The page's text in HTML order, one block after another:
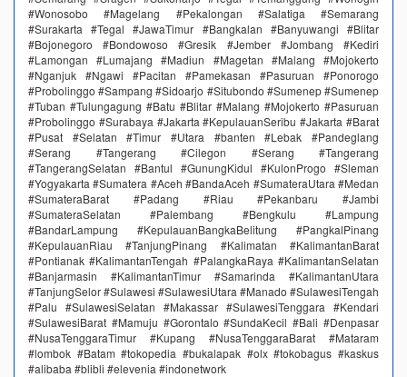
#Wonosobo #Magelang #Pekalongan #Salatiga #Semarang
#Surakarta #Tegal #JawaTimur #Bangkalan #Banyuwangi #Blitar
#Bojonegoro #Bondowoso #Gresik #Jember #Jombang #Kediri
#Lamongan #Lumajang #Madiun #Magetan #Malang #Mojokerto
#Nganjuk #Ngawi #Pacitan #Pamekasan #Pasuruan #Ponorogo
#Probolinggo #Sampang #Sidoarjo #Situbondo #Sumenep #Sumenep
#Tuban #Tulungagung #Batu #Blitar #Malang #Mojokerto #Pasuruan
#Probolinggo #Surabaya #Jakarta #KepulauanSeribu #Jakarta #Barat
#Pusat #Selatan #Timur #Utara #banten #Lebak #Pandeglang
#Serang #Tangerang #Cilegon #Serang #Tangerang
#TangerangSelatan #Bantul #GunungKidul #KulonProgo #Sleman
#Yogyakarta #Sumatera #Aceh #BandaAceh #SumateraUtara #Medan
#SumateraBarat #Padang #Riau #Pekanbaru #Jambi
#SumateraSelatan #Palembang #Bengkulu #Lampung
#BandarLampung #KepulauanBangkaBelitung #PangkalPinang
#KepulauanRiau #TanjungPinang #Kalimatan #KalimantanBarat
#Pontianak #KalimantanTengah #PalangkaRaya #KalimantanSelatan
#Banjarmasin #KalimantanTimur #Samarinda #KalimantanUtara
#TanjungSelor #Sulawesi #SulawesiUtara #Manado #SulawesiTengah
#Palu #SulawesiSelatan #Makassar #SulawesiTenggara #Kendari
#SulawesiBarat #Mamuju #Gorontalo #SundaKecil #Bali #Denpasar
#NusaTenggaraTimur #Kupang #NusaTenggaraBarat #Mataram
#lombok #Batam #tokopedia #bukalapak #olx #tokobagus #kaskus
#alibaba #blibli #elevenia #indonetwork